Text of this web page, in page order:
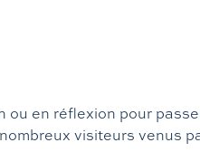
en réflexion pour
visiteurs venus